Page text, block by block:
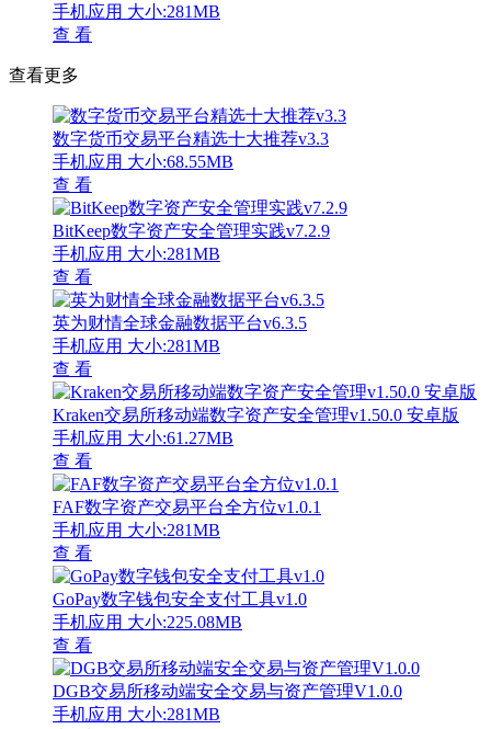
手机应用 大小:281MB
查 看
查看更多
数字货币交易平台精选十大推荐v3.3
手机应用 大小:68.55MB
查 看
BitKeep数字资产安全管理实践v7.2.9
手机应用 大小:281MB
查 看
英为财情全球金融数据平台v6.3.5
手机应用 大小:281MB
查 看
Kraken交易所移动端数字资产安全管理v1.50.0 安卓版
手机应用 大小:61.27MB
查 看
FAF数字资产交易平台全方位v1.0.1
手机应用 大小:281MB
查 看
GoPay数字钱包安全支付工具v1.0
手机应用 大小:225.08MB
查 看
DGB交易所移动端安全交易与资产管理V1.0.0
手机应用 大小:281MB